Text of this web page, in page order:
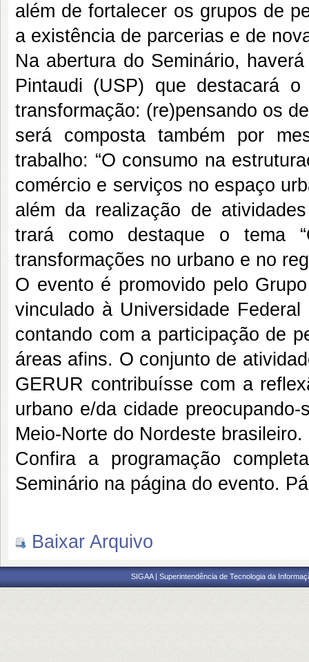
além de fortalecer os grupos de
a existência de parcerias e de
Na abertura do Seminário,
Pintaudi (USP) que destacará
transformação: (re)pensando os
será composta também por
trabalho: “O consumo na
comércio e serviços no espaço
além da realização de
trará como destaque o
transformações no urbano e no
O evento é promovido pelo
vinculado à Universidade
contando com a participação de
áreas afins. O conjunto de
GERUR contribuísse com a
urbano e/da cidade
Meio-Norte do Nordeste brasileiro.
Confira a programação
Seminário na página do evento.
Baixar Arquivo
SIGAA | Superintendência de Tecnologia da